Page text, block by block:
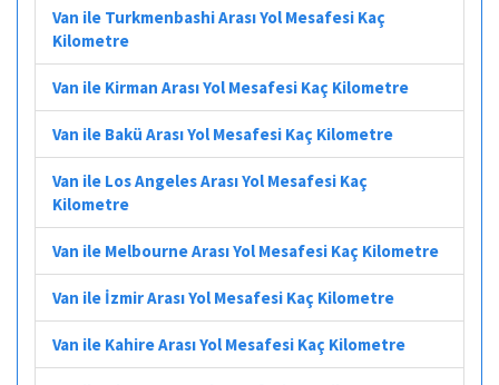
Van ile Turkmenbashi Arası Yol Mesafesi Kaç
Kilometre
Van ile Kirman Arası Yol Mesafesi Kaç Kilometre
Van ile Bakü Arası Yol Mesafesi Kaç Kilometre
Van ile Los Angeles Arası Yol Mesafesi Kaç
Kilometre
Van ile Melbourne Arası Yol Mesafesi Kaç Kilometre
Van ile İzmir Arası Yol Mesafesi Kaç Kilometre
Van ile Kahire Arası Yol Mesafesi Kaç Kilometre